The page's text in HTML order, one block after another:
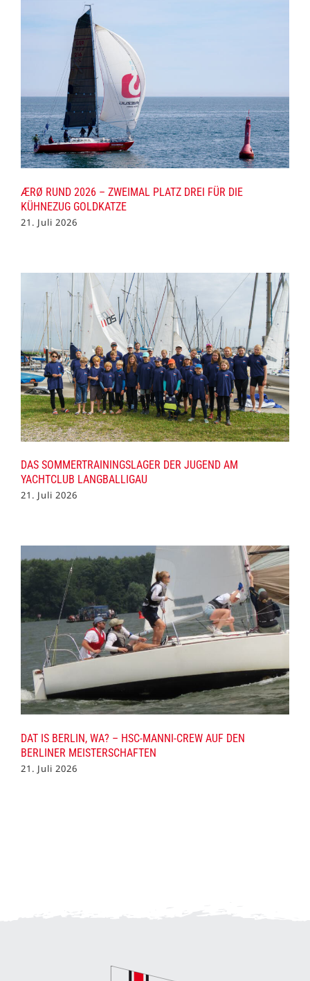
ÆRØ RUND 2026 – ZWEIMAL PLATZ DREI FÜR DIE
KÜHNEZUG GOLDKATZE
21. Juli 2026
DAS SOMMERTRAININGSLAGER DER JUGEND AM
YACHTCLUB LANGBALLIGAU
21. Juli 2026
DAT IS BERLIN, WA? – HSC-MANNI-CREW AUF DEN
BERLINER MEISTERSCHAFTEN
21. Juli 2026